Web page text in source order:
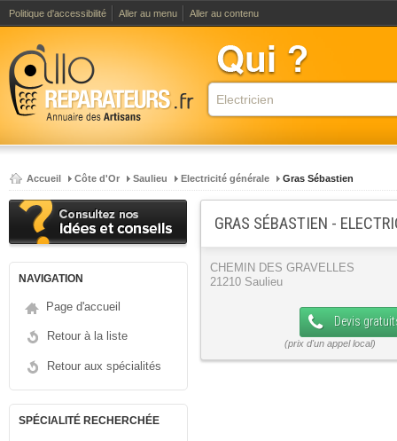
Politique d'accessibilité Aller au menu Aller au contenu
Accueil Côte d'Or Saulieu Electricité générale Gras Sébastien
NAVIGATION
Page d'accueil
Retour à la liste
Retour aux spécialités
SPÉCIALITÉ RECHERCHÉE
GRAS SÉBASTIEN -
CHEMIN DES GRAVELLES
21210 Saulieu
Devis